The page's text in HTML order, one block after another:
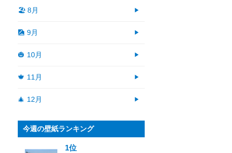
🏖 8月
🎑 9月
🎃 10月
🍁 11月
🎄 12月
今週の壁紙ランキング
1位